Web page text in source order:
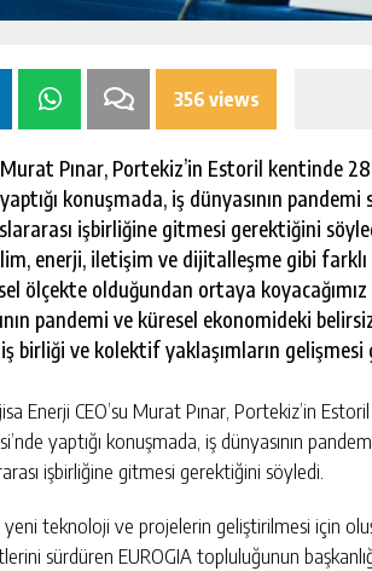
356 views
Pınar, Portekiz’in Estoril kentinde
konuşmada, iş dünyasının
işbirliğine gitmesi gerektiğini
enerji, iletişim ve dijitalleşme gibi farklı
ölçekte olduğundan ortaya
pandemi ve küresel ekonomideki
birliği ve kolektif yaklaşımların gelişmesi
Enerji CEO’su Murat Pınar, Portekiz’in
yaptığı konuşmada, iş dünyasının
işbirliğine gitmesi gerektiğini söyledi.
teknoloji ve projelerin geliştirilmesi için
sürdüren EUROGIA topluluğunun